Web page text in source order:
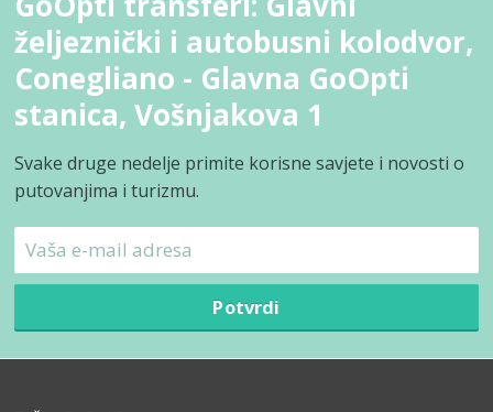
željeznički i autobusni kolodvor,
Conegliano - Glavna GoOpti
stanica, Vošnjakova 1
Svake druge nedelje primite korisne savjete i novosti o
putovanjima i turizmu.
Potvrdi